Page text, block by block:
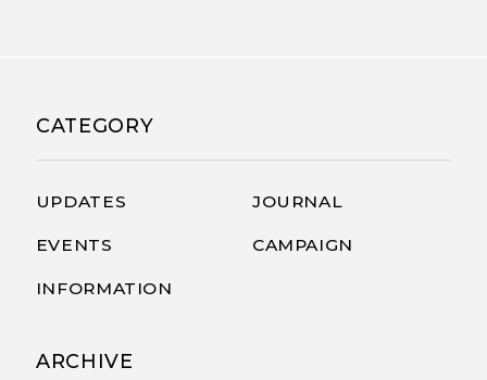
CATEGORY
UPDATES JOURNAL
EVENTS CAMPAIGN
INFORMATION
ARCHIVE